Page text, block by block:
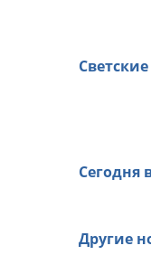
Сегодня
Другие